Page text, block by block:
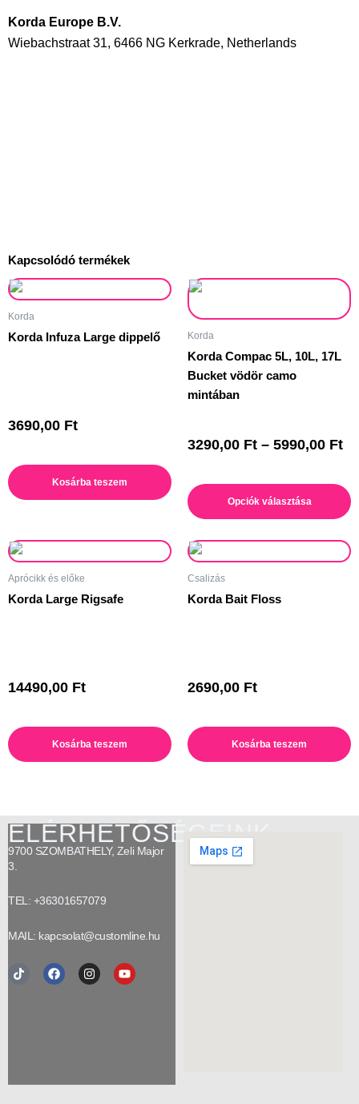
Korda Europe B.V.
Wiebachstraat 31, 6466 NG Kerkrade, Netherlands
Kapcsolódó termékek
Korda
Korda Infuza Large dippelő
3690,00 Ft
Kosárba teszem
Korda
Korda Compac 5L, 10L, 17L
Bucket vödör camo
mintában
3290,00 Ft – 5990,00 Ft
-
Opciók választása
Ennek
a
variációja
van.
A
a
ki
Aprócikk és előke
Korda Large Rigsafe
14490,00 Ft
Kosárba teszem
Csalizás
Korda Bait Floss
2690,00 Ft
Kosárba teszem
ELÉRHETŐSÉGEINK
9700 SZOMBATHELY, Zeli Major
3.
TEL: +36301657079
MAIL: kapcsolat@customline.hu
Tiktok FacebookInstagramYoutube